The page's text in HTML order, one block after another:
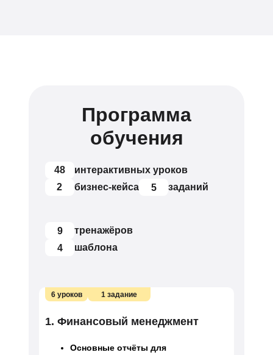
Программа
обучения
9
тренажёров
4
шаблона
48
интерактивных уроков
2
бизнес-кейса 5 заданий
1. Финансовый менеджмент
Основные отчёты для
6 уроков 1 задание